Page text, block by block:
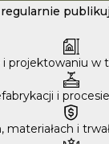
projektowaniu w
i
materiałach i